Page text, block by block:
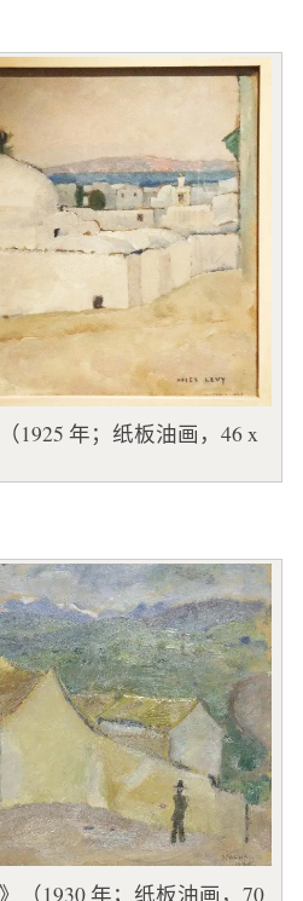
1925 年；纸板油画，46 x
（1930 年；纸板油画，70